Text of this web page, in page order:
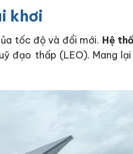
khơi
tốc độ và đổi mới. Hệ
đạo thấp (LEO). Mang